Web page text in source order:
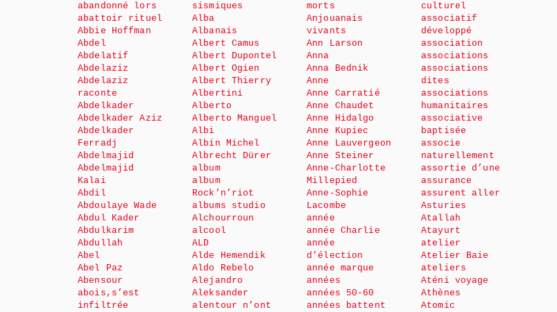
abandonné lors
abattoir rituel
Abbie Hoffman
Abdel
Abdelatif
Abdelaziz
Abdelaziz
raconte
Abdelkader
Abdelkader Aziz
Abdelkader
Ferradj
Abdelmajid
Abdelmajid
Kalai
Abdil
Abdoulaye Wade
Abdul Kader
Abdulkarim
Abdullah
Abel
Abel Paz
Abensour
abois,s’est
infiltrée
sismiques
Alba
Albanais
Albert Camus
Albert Dupontel
Albert Ogien
Albert Thierry
Albertini
Alberto
Alberto Manguel
Albi
Albin Michel
Albrecht Dürer
album
album
Rock’n’riot
albums studio
Alchourroun
alcool
ALD
Alde Hemendik
Aldo Rebelo
Alejandro
Aleksander
alentour n’ont
morts
Anjouanais
vivants
Ann Larson
Anna
Anna Bednik
Anne
Anne Carratié
Anne Chaudet
Anne Hidalgo
Anne Kupiec
Anne Lauvergeon
Anne Steiner
Anne-Charlotte
Millepied
Anne-Sophie
Lacombe
année
année Charlie
année
d’élection
année marque
années
années 50-60
années battent
culturel
associatif
développé
association
associations
associations
dites
associations
humanitaires
associative
baptisée
associe
naturellement
assortie d’une
assurance
assurent aller
Asturies
Atallah
Atayurt
atelier
Atelier Baie
ateliers
Aténi voyage
Athènes
Atomic